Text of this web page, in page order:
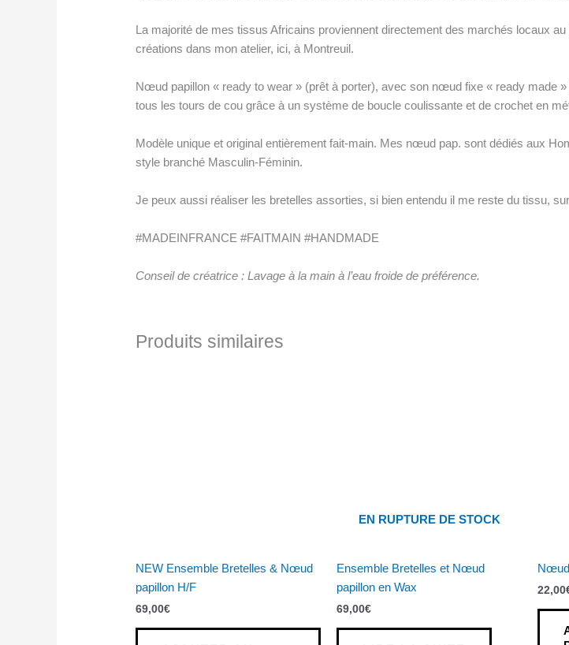
La majorité de mes tissus Africains proviennent directement des marchés locaux
créations dans mon atelier, ici, à Montreuil.
Nœud papillon « ready to wear » (prêt à porter), avec son nœud fixe « ready made
tous les tours de cou grâce à un système de boucle coulissante et de crochet en
Modèle unique et original entièrement fait-main. Mes nœud pap. sont dédiés aux
style branché Masculin-Féminin.
Je peux aussi réaliser les bretelles assorties, si bien entendu il me reste du tissu,
#MADEINFRANCE #FAITMAIN #HANDMADE
Conseil de créatrice : Lavage à la main à l’eau froide de préférence.
Produits similaires
NEW Ensemble Bretelles & Nœud
papillon H/F
69,00€
EN RUPTURE DE STOCK
Ensemble Bretelles et Nœud
papillon en Wax
69,00€
Nœud
22,00